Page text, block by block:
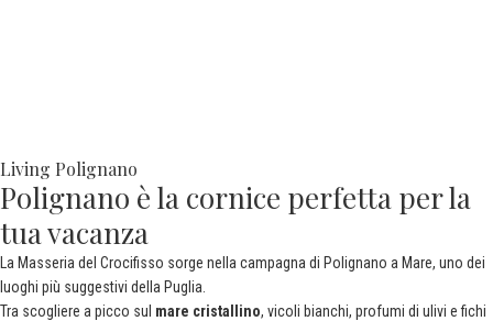
Living Polignano
Polignano è la cornice perfetta per la
tua vacanza
La Masseria del Crocifisso sorge nella campagna di Polignano a Mare, uno dei
luoghi più suggestivi della Puglia.
Tra scogliere a picco sul mare cristallino, vicoli bianchi, profumi di ulivi e fichi